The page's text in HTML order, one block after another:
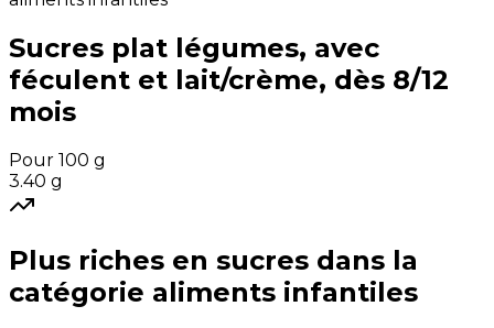
Sucres plat légumes, avec
féculent et lait/crème, dès 8/12
mois
Pour 100 g
3.40 g
Plus riches en sucres dans la
catégorie aliments infantiles